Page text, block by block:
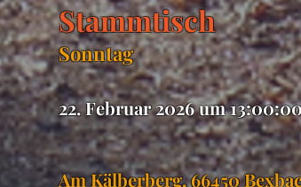
Stammtisch
Sonntag
22. Februar 2026 um
Am Kälberberg, 66450